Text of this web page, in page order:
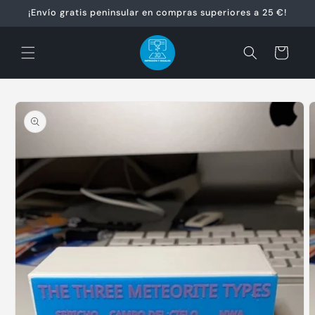
directamente
al contenido
¡Envío gratis peninsular en compras superiores a 25 €!
Carrito
directamente
a la
información